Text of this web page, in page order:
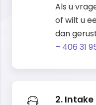
Als u
of wilt u
dan
– 406 31
2.